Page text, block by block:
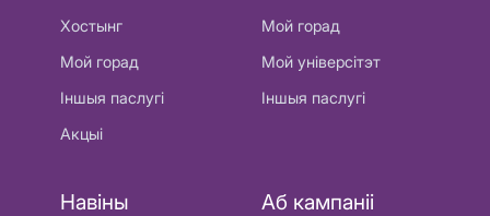
Хостынг
Мой горад
Іншыя паслугі
Акцыі
Мой горад
Мой універсітэт
Іншыя паслугі
Навіны Аб кампаніі